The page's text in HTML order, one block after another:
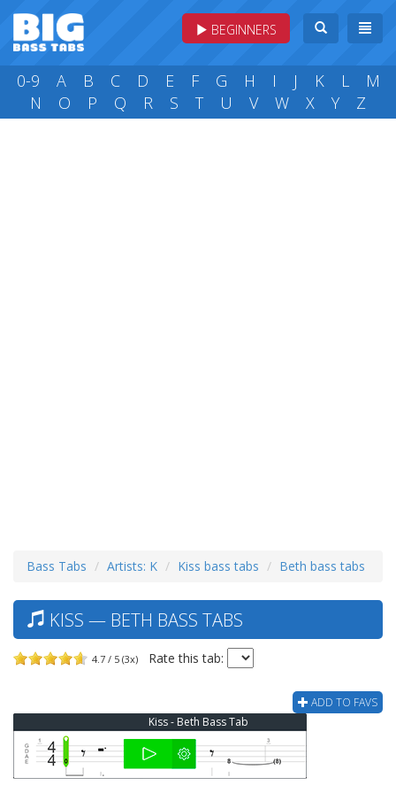
BEGINNERS
0-9 A B C D E F G H I J K L
M
N
O P Q R S T U V W X Y Z
Bass Tabs Artists: K Kiss bass tabs Beth bass tabs
KISS — BETH BASS TABS
4.7 / 5 (3x) Rate this tab:
ADD TO FAVS
Kiss - Beth Bass Tab